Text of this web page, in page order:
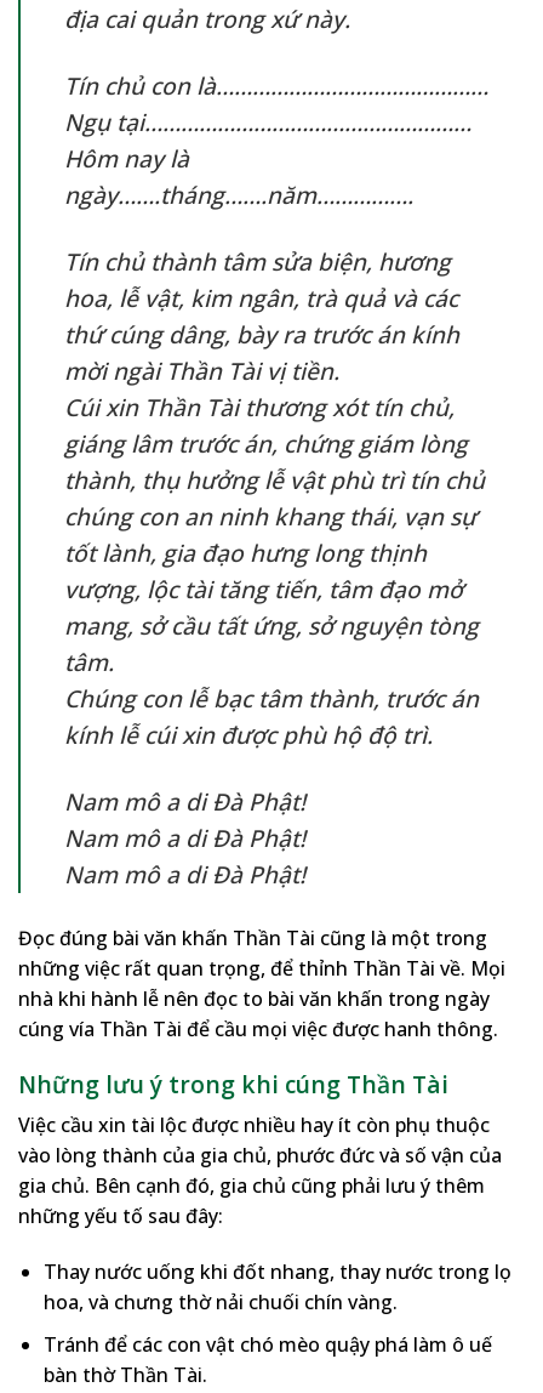
địa cai quản trong xứ này.
Tín chủ con là………………………………………
Ngụ tại………………………………………………
Hôm nay là
ngày…….tháng…….năm…………….
Tín chủ thành tâm sửa biện, hương
hoa, lễ vật, kim ngân, trà quả và các
thứ cúng dâng, bày ra trước án kính
mời ngài Thần Tài vị tiền.
Cúi xin Thần Tài thương xót tín chủ,
giáng lâm trước án, chứng giám lòng
thành, thụ hưởng lễ vật phù trì tín chủ
chúng con an ninh khang thái, vạn sự
tốt lành, gia đạo hưng long thịnh
vượng, lộc tài tăng tiến, tâm đạo mở
mang, sở cầu tất ứng, sở nguyện tòng
tâm.
Chúng con lễ bạc tâm thành, trước án
kính lễ cúi xin được phù hộ độ trì.
Nam mô a di Đà Phật!
Nam mô a di Đà Phật!
Nam mô a di Đà Phật!
Đọc đúng bài văn khấn Thần Tài cũng là một trong
những việc rất quan trọng, để thỉnh Thần Tài về. Mọi
nhà khi hành lễ nên đọc to bài văn khấn trong ngày
cúng vía Thần Tài để cầu mọi việc được hanh thông.
Những lưu ý trong khi cúng Thần Tài
Việc cầu xin tài lộc được nhiều hay ít còn phụ thuộc
vào lòng thành của gia chủ, phước đức và số vận của
gia chủ. Bên cạnh đó, gia chủ cũng phải lưu ý thêm
những yếu tố sau đây:
Thay nước uống khi đốt nhang, thay nước trong lọ
hoa, và chưng thờ nải chuối chín vàng.
Tránh để các con vật chó mèo quậy phá làm ô uế
bàn thờ Thần Tài.